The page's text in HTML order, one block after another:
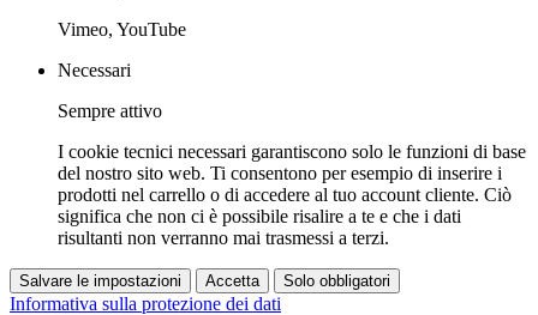
Vimeo, YouTube
Necessari
Sempre attivo
I cookie tecnici necessari garantiscono solo le funzioni di base
del nostro sito web. Ti consentono per esempio di inserire i
prodotti nel carrello o di accedere al tuo account cliente. Ciò
significa che non ci è possibile risalire a te e che i dati
risultanti non verranno mai trasmessi a terzi.
Salvare le impostazioni Accetta Solo obbligatori
Informativa sulla protezione dei dati